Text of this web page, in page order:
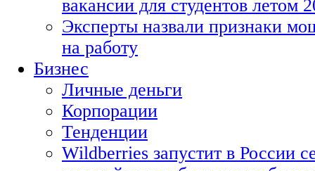
вакансии для студентов летом
Эксперты назвали признаки
на работу
Бизнес
Личные деньги
Корпорации
Тенденции
Wildberries запустит в России